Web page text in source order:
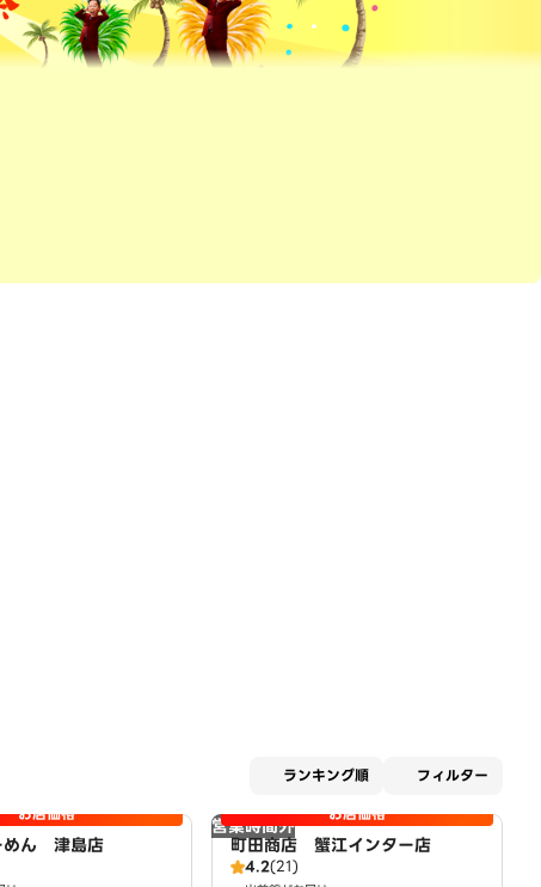
ランキング順 フィルター
お店価格
めん 津島店
営業時間外 お店価格
町田商店 蟹江インター店
4.2(21)